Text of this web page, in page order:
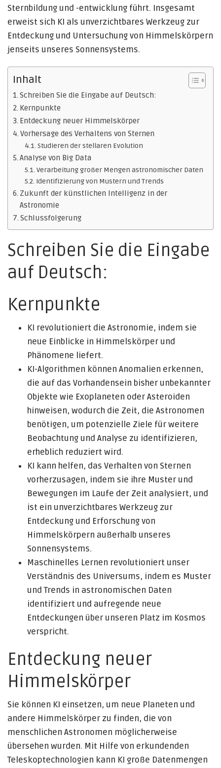
Sternbildung und -entwicklung führt. Insgesamt
erweist sich KI als unverzichtbares Werkzeug zur
Entdeckung und Untersuchung von Himmelskörpern
jenseits unseres Sonnensystems.
Inhalt
Schreiben Sie die Eingabe auf Deutsch:
Kernpunkte
Entdeckung neuer Himmelskörper
Vorhersage des Verhaltens von Sternen
Studieren der stellaren Evolution
Analyse von Big Data
Verarbeitung großer Mengen astronomischer Daten
Identifizierung von Mustern und Trends
Zukunft der künstlichen Intelligenz in der
Astronomie
Schlussfolgerung
Schreiben Sie die Eingabe
auf Deutsch:
Kernpunkte
KI revolutioniert die Astronomie, indem sie
neue Einblicke in Himmelskörper und
Phänomene liefert.
KI-Algorithmen können Anomalien erkennen,
die auf das Vorhandensein bisher unbekannter
Objekte wie Exoplaneten oder Asteroiden
hinweisen, wodurch die Zeit, die Astronomen
benötigen, um potenzielle Ziele für weitere
Beobachtung und Analyse zu identifizieren,
erheblich reduziert wird.
KI kann helfen, das Verhalten von Sternen
vorherzusagen, indem sie ihre Muster und
Bewegungen im Laufe der Zeit analysiert, und
ist ein unverzichtbares Werkzeug zur
Entdeckung und Erforschung von
Himmelskörpern außerhalb unseres
Sonnensystems.
Maschinelles Lernen revolutioniert unser
Verständnis des Universums, indem es Muster
und Trends in astronomischen Daten
identifiziert und aufregende neue
Entdeckungen über unseren Platz im Kosmos
verspricht.
Entdeckung neuer
Himmelskörper
Sie können KI einsetzen, um neue Planeten und
andere Himmelskörper zu finden, die von
menschlichen Astronomen möglicherweise
übersehen wurden. Mit Hilfe von erkundenden
Teleskoptechnologien kann KI große Datenmengen